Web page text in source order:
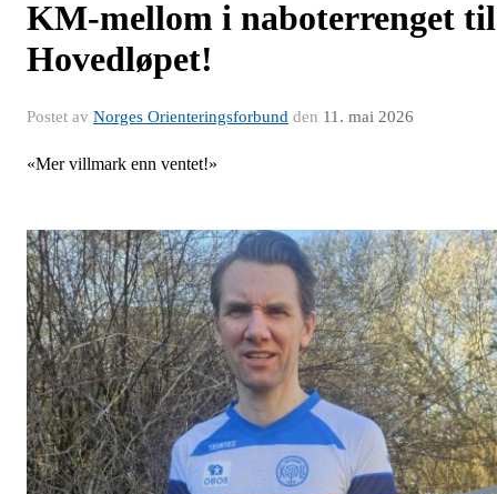
KM-mellom i naboterrenget til
Hovedløpet!
Postet av Norges Orienteringsforbund den 11. mai 2026
«Mer villmark enn ventet!»